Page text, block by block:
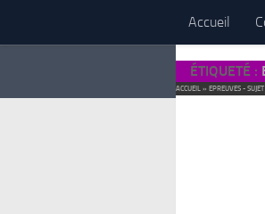
Accueil
ÉTIQUETÉ :
ACCUEIL » EPREUVES -